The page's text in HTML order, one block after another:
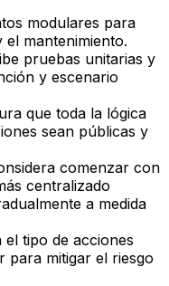
modulares para
mantenimiento.
pruebas unitarias y
y escenario
que toda la lógica
sean públicas y
comenzar con
centralizado
a medida
el tipo de acciones
para mitigar el riesgo